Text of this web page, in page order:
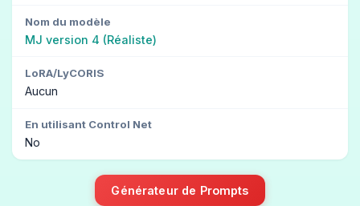
Nom du modèle
MJ version 4 (Réaliste)
LoRA/LyCORIS
Aucun
En utilisant Control Net
No
Générateur de Prompts